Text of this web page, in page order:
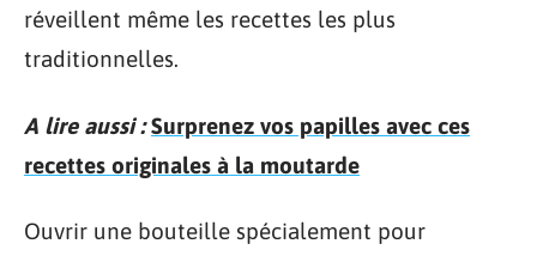
réveillent même les recettes les plus
traditionnelles.
A lire aussi : Surprenez vos papilles avec ces
recettes originales à la moutarde
Ouvrir une bouteille spécialement pour